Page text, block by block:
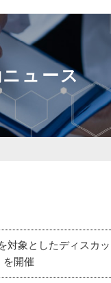
ュース
対象としたディスカ
を開催